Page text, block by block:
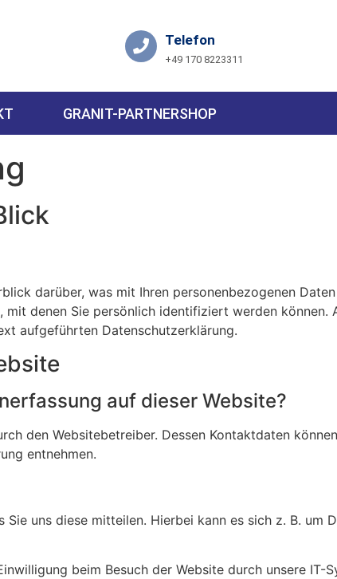
Telefon
+49 170 8223311
GRANIT-PARTNERSHOP
darüber, was mit Ihren personenbezogenen
mit denen Sie persönlich identifiziert werden können.
aufgeführten Datenschutzerklärung.
auf dieser Website?
den Websitebetreiber. Dessen Kontaktdaten
entnehmen.
uns diese mitteilen. Hierbei kann es sich z. B. um
beim Besuch der Website durch unsere IT-